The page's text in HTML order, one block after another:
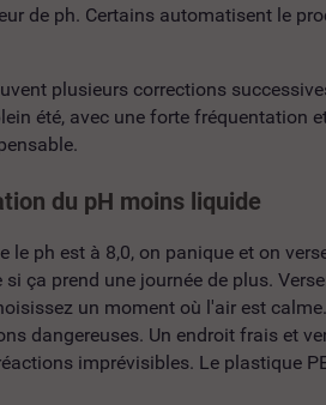
de ph. Certains automatisent le
plusieurs corrections
été, avec une forte fréquentation
du pH moins liquide
le ph est à 8,0, on panique et on
ça prend une journée de plus.
un moment où l'air est
dangereuses. Un endroit frais et
imprévisibles. Le plastique